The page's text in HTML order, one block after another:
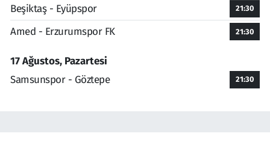
Beşiktaş - Eyüpspor 21:30
Amed - Erzurumspor FK 21:30
17 Ağustos, Pazartesi
Samsunspor - Göztepe
21:30